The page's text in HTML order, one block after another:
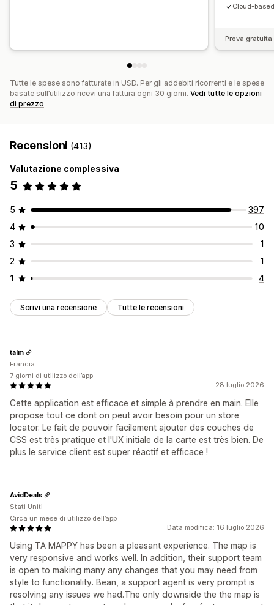
Cloud-
Prova
Tutte le spese sono fatturate in USD. Per gli addebiti ricorrenti e le spese
basate sull’utilizzo ricevi una fattura ogni 30 giorni. Vedi tutte le opzioni
di prezzo
Recensioni (413)
Valutazione complessiva
5
5
397
4
10
3
1
2
1
1
4
Scrivi una recensione Tutte le recensioni
28 luglio 2026
Cette application est efficace et simple à prendre en main. Elle
propose tout ce dont on peut avoir besoin pour un store
locator. Le fait de pouvoir facilement ajouter des couches de
CSS est très pratique et l'UX initiale de la carte est très bien. De
plus le service client est super réactif et efficace !
talm
Francia
7 giorni di utilizzo dell’app
Data modifica: 16 luglio 2026
Using TA MAPPY has been a pleasant experience. The map is
very responsive and works well. In addition, their support team
is open to making many any changes that you may need from
style to functionality. Bean, a support agent is very prompt is
resolving any issues we had.The only downside the the map is
AvidDeals
Stati Uniti
Circa un mese di utilizzo dell’app